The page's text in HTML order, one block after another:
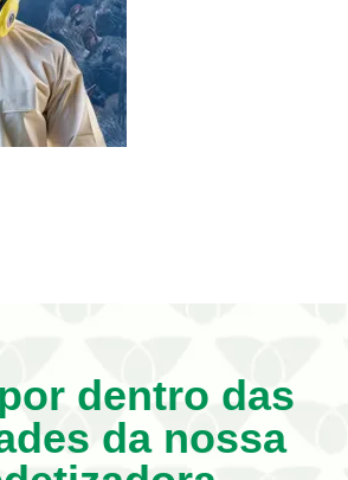
dentro das
da nossa